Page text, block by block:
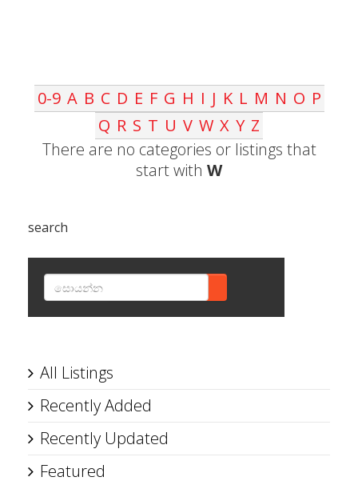
0-9 A B C D E F G H I J K L M N O P
Q R S T U V W X Y Z
There are no categories or listings that
start with W
search
All Listings
Recently Added
Recently Updated
Featured